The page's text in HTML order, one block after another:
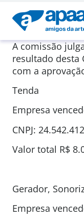
A comissão
resultado desta
com a
Tenda
Empresa
CNPJ:
Valor total R$
Gerador,
Empresa